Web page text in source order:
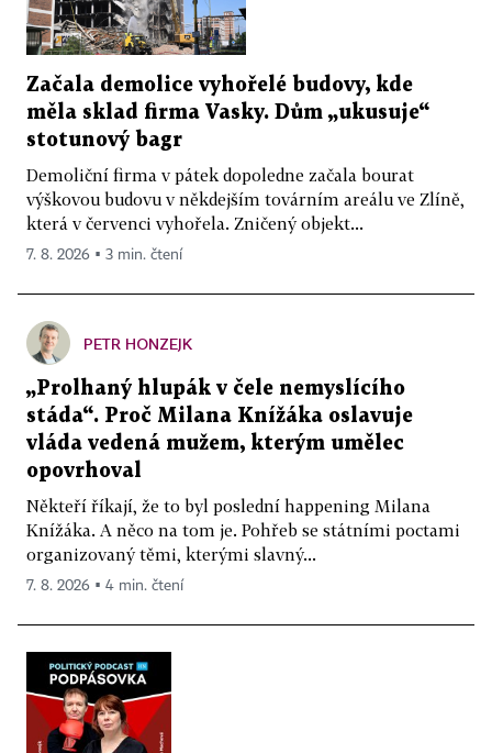
Začala demolice vyhořelé budovy, kde
měla sklad firma Vasky. Dům „ukusuje“
stotunový bagr
Demoliční firma v pátek dopoledne začala bourat
výškovou budovu v někdejším továrním areálu ve Zlíně,
která v červenci vyhořela. Zničený objekt...
7. 8. 2026 ▪ 3 min. čtení
PETR HONZEJK
„Prolhaný hlupák v čele nemyslícího
stáda“. Proč Milana Knížáka oslavuje
vláda vedená mužem, kterým umělec
opovrhoval
Někteří říkají, že to byl poslední happening Milana
Knížáka. A něco na tom je. Pohřeb se státními poctami
organizovaný těmi, kterými slavný...
7. 8. 2026 ▪ 4 min. čtení